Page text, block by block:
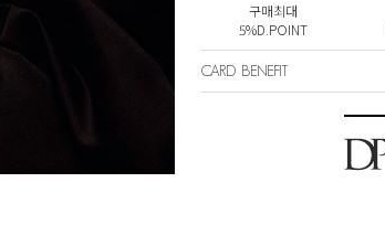
구매최대
5%D.POINT
CARD BENEFIT